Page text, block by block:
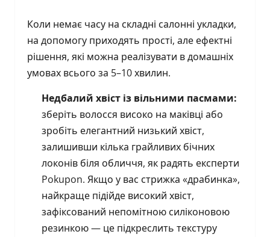
Коли немає часу на складні салонні укладки,
на допомогу приходять прості, але ефектні
рішення, які можна реалізувати в домашніх
умовах всього за 5–10 хвилин.
Недбалий хвіст із вільними пасмами:
зберіть волосся високо на маківці або
зробіть елегантний низький хвіст,
залишивши кілька грайливих бічних
локонів біля обличчя, як радять експерти
Pokupon. Якщо у вас стрижка «драбинка»,
найкраще підійде високий хвіст,
зафіксований непомітною силіконовою
резинкою — це підкреслить текстуру